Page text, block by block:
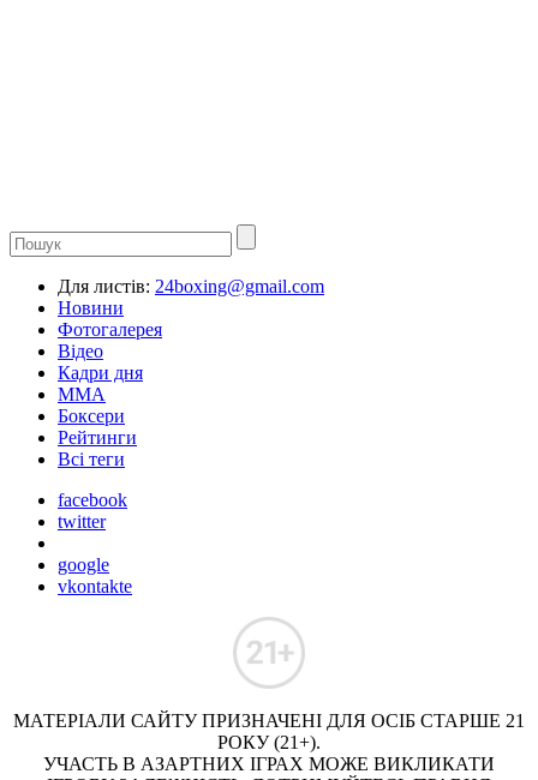
Для листів: 24boxing@gmail.com
Новини
Фотогалерея
Відео
Кадри дня
ММА
Боксери
Рейтинги
Всі теги
facebook
twitter
google
vkontakte
МАТЕРІАЛИ САЙТУ ПРИЗНАЧЕНІ ДЛЯ ОСІБ СТАРШЕ 21
РОКУ (21+).
УЧАСТЬ В АЗАРТНИХ ІГРАХ МОЖЕ ВИКЛИКАТИ